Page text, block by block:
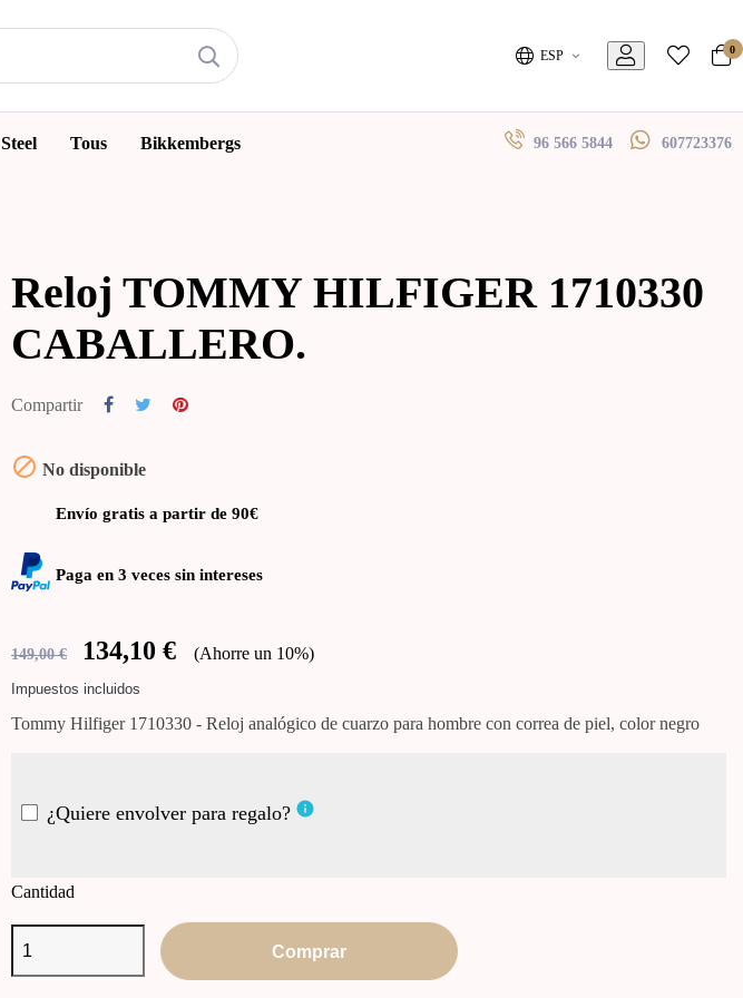
ESP 0
Steel Tous Bikkembergs 96 566 5844 607723376
Reloj TOMMY HILFIGER 1710330
CABALLERO.
Compartir
 No disponible
Envío gratis a partir de 90€
Paga en 3 veces sin intereses
149,00 € 134,10 € Ahorre un 10%
Impuestos incluidos
Tommy Hilfiger 1710330 - Reloj analógico de cuarzo para hombre con correa de piel, color negro
¿Quiere envolver para regalo? info
Cantidad
Comprar